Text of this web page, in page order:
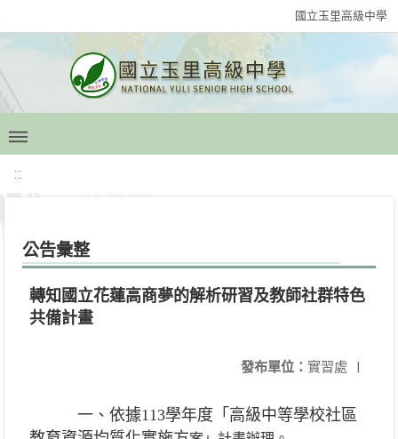
國立玉里高級中學
:::
公告彙整
轉知國立花蓮高商夢的解析研習及教師社群特色
共備計畫
發布單位： 實習處 |
一、依據113學年度「高級中等學校社區